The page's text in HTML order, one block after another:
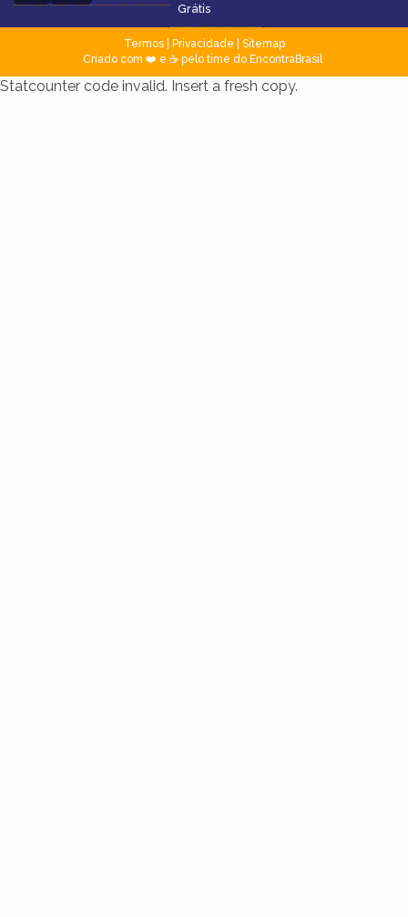
Grátis
Termos| Privacidade
Sitemap
Criado com ❤️ e ☕ pelo time do EncontraBrasil
Statcounter code invalid. Insert a fresh copy.